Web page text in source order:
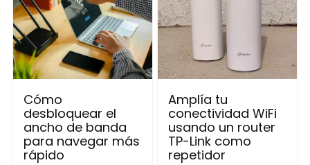
Cómo
desbloquear el
ancho de banda
para navegar más
rápido
Amplía tu
conectividad WiFi
usando un router
TP-Link como
repetidor